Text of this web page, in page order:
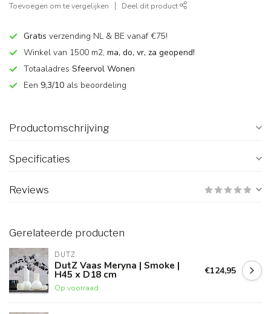
Toevoegen om te vergelijken Deel dit product
Gratis verzending NL & BE vanaf €75!
Winkel van 1500 m2, ma, do, vr, za geopend!
Totaaladres Sfeervol Wonen
Een 9,3/10 als beoordeling
Productomschrijving
Specificaties
Reviews
Gerelateerde producten
DUTZ
DutZ Vaas Meryna | Smoke |
H45 x D18 cm
Op voorraad
€124,95